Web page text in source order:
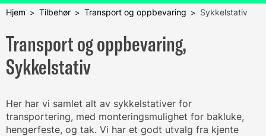
Hjem >Tilbehør>Transport og oppbevaring > Sykkelstativ
Transport og oppbevaring,
Sykkelstativ
Her har vi samlet alt av sykkelstativer for
transportering, med monteringsmulighet for bakluke,
hengerfeste, og tak. Vi har et godt utvalg fra kjente